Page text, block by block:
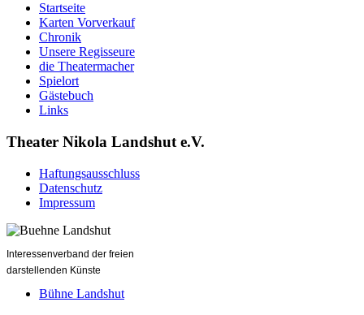
Startseite
Karten Vorverkauf
Chronik
Unsere Regisseure
die Theatermacher
Spielort
Gästebuch
Links
Theater Nikola Landshut e.V.
Haftungsausschluss
Datenschutz
Impressum
Interessenverband der freien
darstellenden Künste
Bühne Landshut